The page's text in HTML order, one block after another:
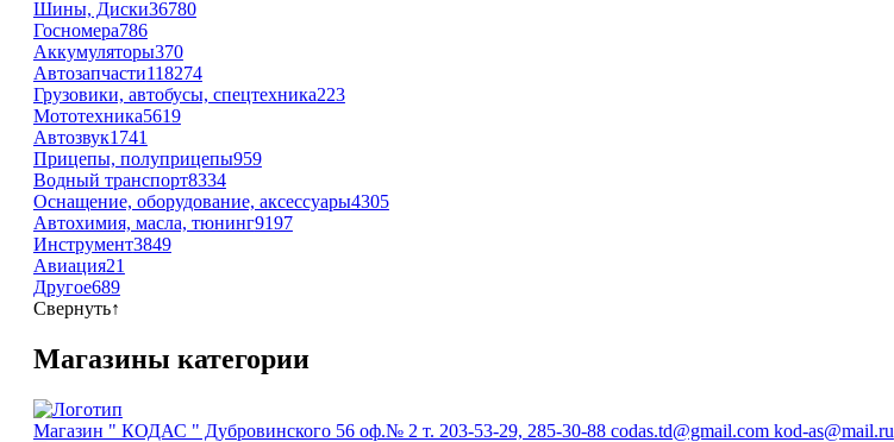
Шины, Диски36780
Госномера786
Аккумуляторы370
Автозапчасти118274
Грузовики, автобусы, спецтехника223
Мототехника5619
Автозвук1741
Прицепы, полуприцепы959
Водный транспорт8334
Оснащение, оборудование, аксессуары4305
Автохимия, масла, тюнинг9197
Инструмент3849
Авиация21
Другое689
Свернуть↑
Магазины категории
Магазин " КОДАС " Дубровинского 56 оф.№ 2 т. 203-53-29, 285-30-88 codas.td@gmail.com kod-as@mail.ru